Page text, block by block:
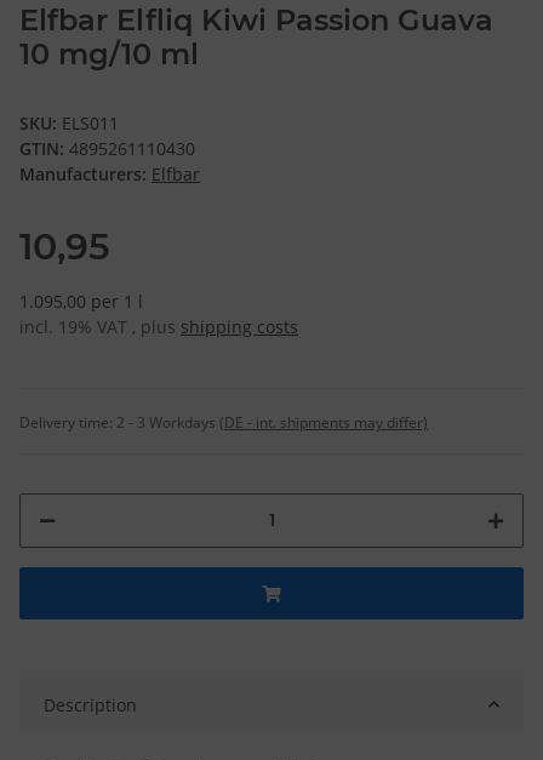
Elfbar Elfliq Kiwi Passion Guava
10 mg/10 ml
SKU: ELS011
GTIN: 4895261110430
Manufacturers: Elfbar
10,95
1.095,00 per 1 l
incl. 19% VAT , plus shipping costs
Delivery time: 2 - 3 Workdays (DE - int. shipments may differ)
Description